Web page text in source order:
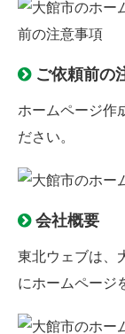
ご依頼前の
ホームページ作
ださい。
会社概要
東北ウェブは、
にホームページ